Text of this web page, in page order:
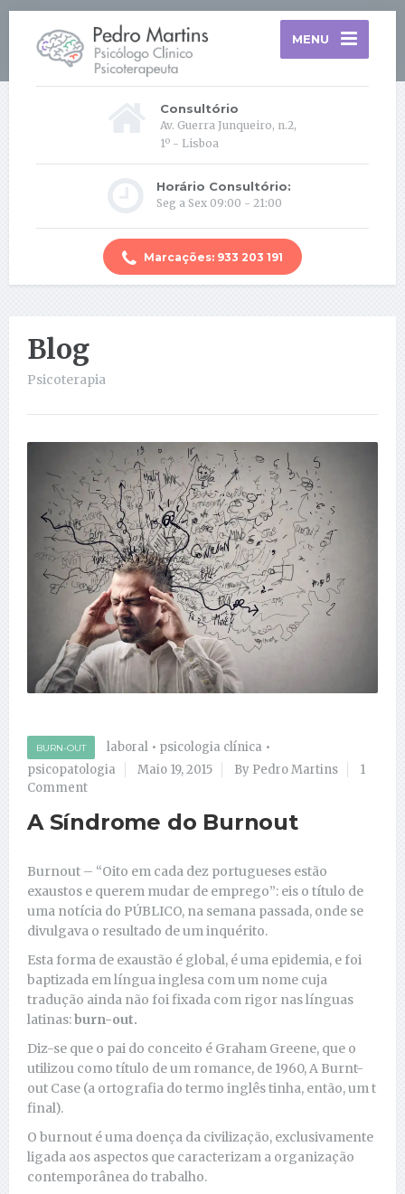
MENU
Consultório
Av. Guerra Junqueiro, n.2,
1º - Lisboa
Horário Consultório:
Seg a Sex 09:00 - 21:00
Marcações: 933 203 191
Blog
Psicoterapia
BURN-OUT laboral • psicologia clínica •
psicopatologia
Maio 19, 2015 By Pedro Martins
1
Comment
A Síndrome do Burnout
Burnout – “Oito em cada dez portugueses estão
exaustos e querem mudar de emprego”: eis o título de
uma notícia do PÚBLICO, na semana passada, onde se
divulgava o resultado de um inquérito.
Esta forma de exaustão é global, é uma epidemia, e foi
baptizada em língua inglesa com um nome cuja
tradução ainda não foi fixada com rigor nas línguas
latinas:burn-out.
Diz-se que o pai do conceito é Graham Greene, que o
utilizou como título de um romance, de 1960, A Burnt-
out Case (a ortografia do termo inglês tinha, então, um t
final).
O burnout é uma doença da civilização, exclusivamente
ligada aos aspectos que caracterizam a organização
contemporânea do trabalho.